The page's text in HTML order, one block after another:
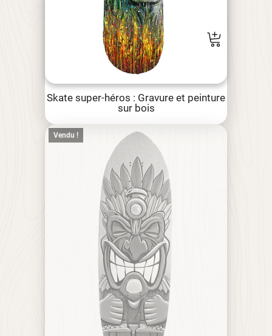
Skate super-héros : Gravure et peinture
sur bois
Vendu !